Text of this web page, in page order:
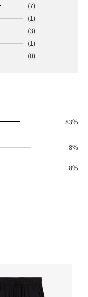
(7)
(1)
(3)
(1)
(0)
83%
8%
8%